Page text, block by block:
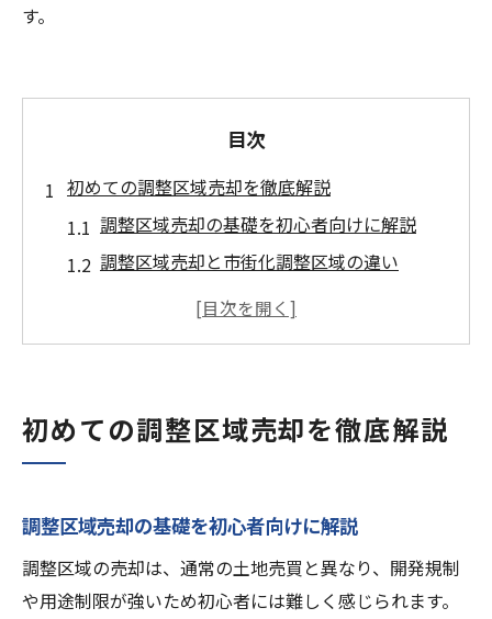
す。
目次
初めての調整区域売却を徹底解説
調整区域売却の基礎を初心者向けに解説
調整区域売却と市街化調整区域の違い
調整区域売却の流れと手続きのポイント
売れない理由から学ぶ調整区域売却のポイント
調整区域売却が進まない主な理由を解説
調整区域売却と売買相場の関係性について
調整区域売却でできないケースの対策方法
市街化調整区域売却できない時の工夫点
初めての調整区域売却を徹底解説
調整区域売却の基礎を初心者向けに解説
調整区域の売却は、通常の土地売買と異なり、開発規制
や用途制限が強いため初心者には難しく感じられます。